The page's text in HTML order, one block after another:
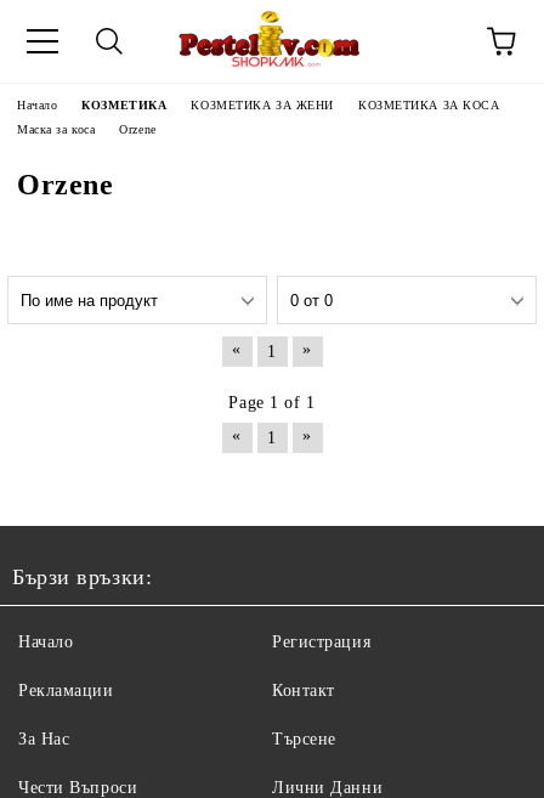
Начало КОЗМЕТИКА КОЗМЕТИКА ЗА ЖЕНИ
КОЗМЕТИКА ЗА КОСА
Маска за коса
Orzene
Orzene
« 1 »
Page 1 of 1
«
1 »
Бързи връзки:
Начало
Рекламации
За Нас
Чести Въпроси
Регистрация
Контакт
Търсене
Лични Данни